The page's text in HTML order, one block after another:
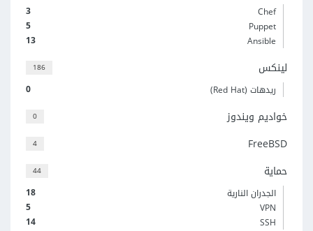
3
Chef
5
Puppet
13
Ansible
186 لينكس
0 ريدهات (Red Hat)
0 خواديم ويندوز
4 FreeBSD
44 حماية
18
الجدران النارية
5
VPN
14
SSH